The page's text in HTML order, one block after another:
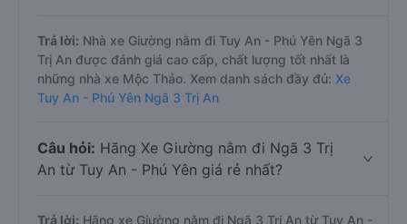
Trả lời: Nhà xe Giường nằm đi Tuy An - Phú Yên Ngã 3
Trị An được đánh giá cao cấp, chất lượng tốt nhất là
những nhà xe Mộc Thảo. Xem danh sách đầy đủ: Xe
Tuy An - Phú Yên Ngã 3 Trị An
Câu hỏi: Hãng Xe Giường nằm đi Ngã 3 Trị
An từ Tuy An - Phú Yên giá rẻ nhất?
Trả lời: Hãng xe Giường nằm đi Ngã 3 Trị An từ Tuy An -